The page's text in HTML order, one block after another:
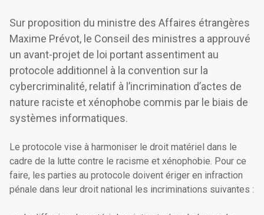
Sur proposition du ministre des Affaires étrangères
Maxime Prévot, le Conseil des ministres a approuvé
un avant-projet de loi portant assentiment au
protocole additionnel à la convention sur la
cybercriminalité, relatif à l’incrimination d’actes de
nature raciste et xénophobe commis par le biais de
systèmes informatiques.
Le protocole vise à harmoniser le droit matériel dans le
cadre de la lutte contre le racisme et xénophobie. Pour ce
faire, les parties au protocole doivent ériger en infraction
pénale dans leur droit national les incriminations suivantes :